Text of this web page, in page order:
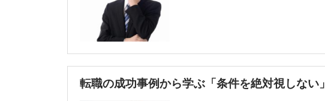
転職の成功事例から学ぶ「条件を絶対視しない」